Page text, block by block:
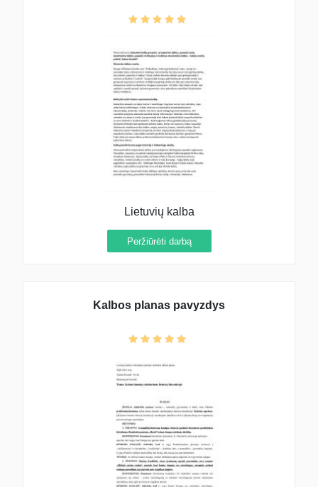
kokias išmokti?
Lietuvių kalba
Peržiūrėti darbą
Kalbos planas pavyzdys